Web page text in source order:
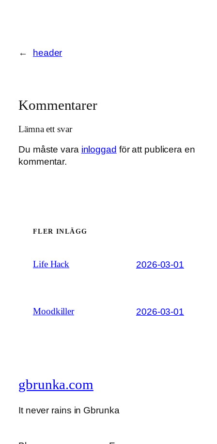
← header
Kommentarer
Lämna ett svar
Du måste vara inloggad för att publicera en
kommentar.
FLER INLÄGG
Life Hack 2026-03-01
Moodkiller 2026-03-01
gbrunka.com
It never rains in Gbrunka